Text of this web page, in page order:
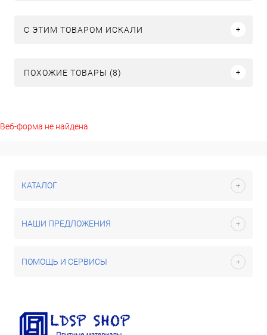
C ЭТИМ ТОВАРОМ ИСКАЛИ
ПОХОЖИЕ ТОВАРЫ (8)
Веб-форма не найдена.
КАТАЛОГ
НАШИ ПРЕДЛОЖЕНИЯ
ПОМОЩЬ И СЕРВИСЫ